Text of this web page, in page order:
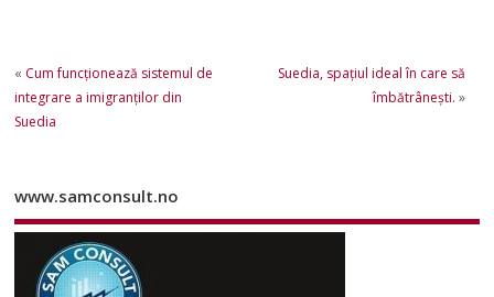
« Cum funcționează sistemul de
integrare a imigranților din
Suedia
Suedia, spaţiul ideal în care să
îmbătrâneşti. »
www.samconsult.no